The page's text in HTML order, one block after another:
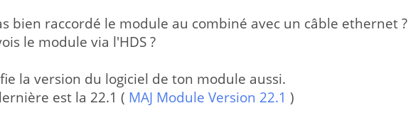
bien raccordé le module au combiné avec un câble ethernet ?
le module via l'HDS ?
la version du logiciel de ton module aussi.
est la 22.1 ( MAJ Module Version 22.1 )